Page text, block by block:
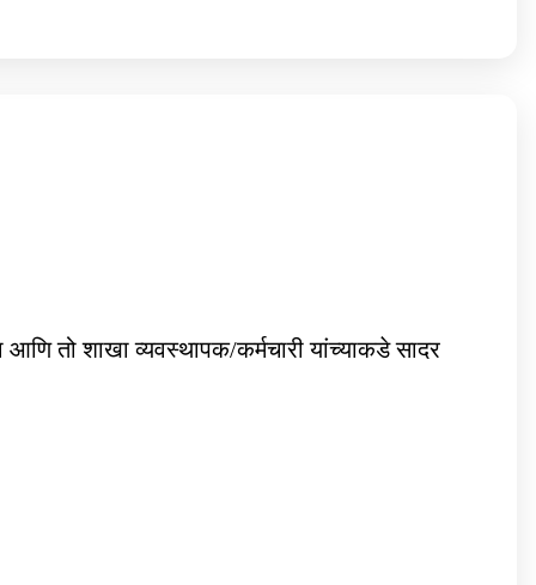
तो शाखा व्यवस्थापक/कर्मचारी यांच्याकडे सादर